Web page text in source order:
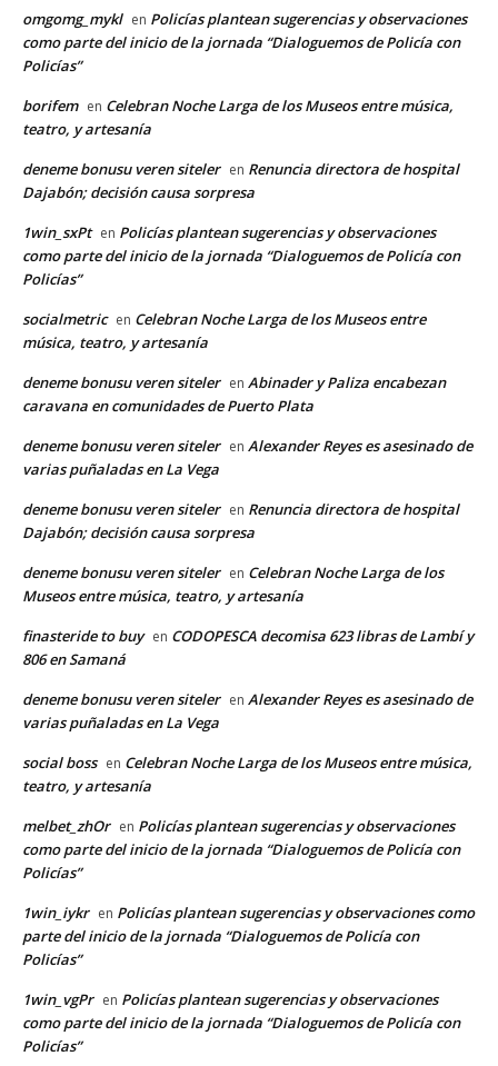
omgomg_mykl en Policías plantean sugerencias y observaciones
como parte del inicio de la jornada “Dialoguemos de Policía con
Policías”
borifem en Celebran Noche Larga de los Museos entre música,
teatro, y artesanía
deneme bonusu veren siteler en Renuncia directora de hospital
Dajabón; decisión causa sorpresa
1win_sxPt en Policías plantean sugerencias y observaciones
como parte del inicio de la jornada “Dialoguemos de Policía con
Policías”
socialmetric en Celebran Noche Larga de los Museos entre
música, teatro, y artesanía
deneme bonusu veren siteler en Abinader y Paliza encabezan
caravana en comunidades de Puerto Plata
deneme bonusu veren siteler en Alexander Reyes es asesinado de
varias puñaladas en La Vega
deneme bonusu veren siteler en Renuncia directora de hospital
Dajabón; decisión causa sorpresa
deneme bonusu veren siteler en Celebran Noche Larga de los
Museos entre música, teatro, y artesanía
finasteride to buy en CODOPESCA decomisa 623 libras de Lambí y
806 en Samaná
deneme bonusu veren siteler en Alexander Reyes es asesinado de
varias puñaladas en La Vega
social boss en Celebran Noche Larga de los Museos entre música,
teatro, y artesanía
melbet_zhOr en Policías plantean sugerencias y observaciones
como parte del inicio de la jornada “Dialoguemos de Policía con
Policías”
1win_iykr en Policías plantean sugerencias y observaciones como
parte del inicio de la jornada “Dialoguemos de Policía con
Policías”
1win_vgPr en Policías plantean sugerencias y observaciones
como parte del inicio de la jornada “Dialoguemos de Policía con
Policías”